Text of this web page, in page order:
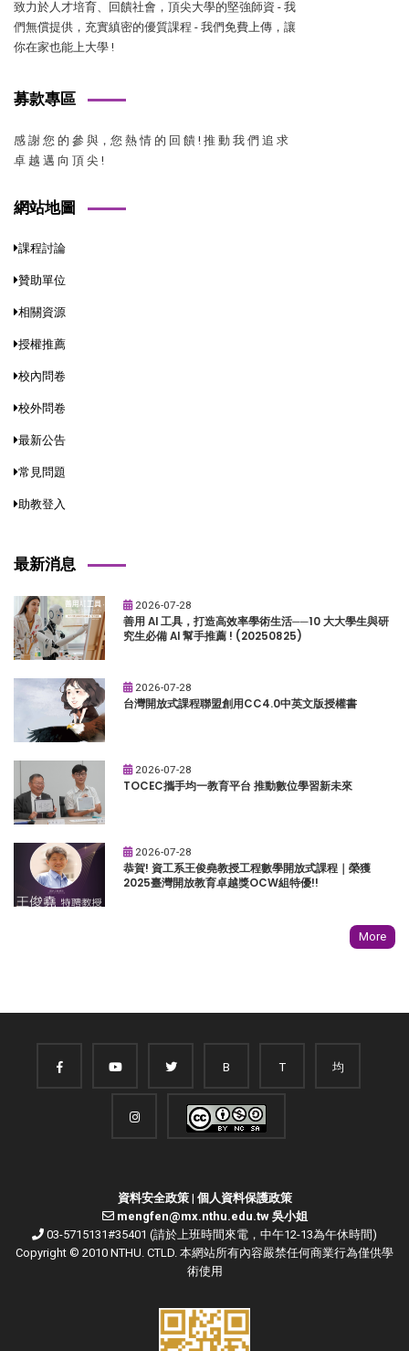
致力於人才培育、回饋社會，頂尖大學的堅強師資 - 我
們無償提供，充實縝密的優質課程 - 我們免費上傳，讓
你在家也能上大學 !
募款專區
感 謝 您 的 參 與，您 熱 情 的 回 饋 ! 推 動 我 們 追 求
卓 越 邁 向 頂 尖 !
網站地圖
課程討論
贊助單位
相關資源
授權推薦
校內問卷
校外問卷
最新公告
常見問題
助教登入
最新消息
2026-07-28
善用 AI 工具，打造高效率學術生活──10 大大學生與研
究生必備 AI 幫手推薦 ! (20250825)
2026-07-28
台灣開放式課程聯盟創用CC4.0中英文版授權書
2026-07-28
TOCEC攜手均一教育平台 推動數位學習新未來
2026-07-28
恭賀! 資工系王俊堯教授工程數學開放式課程｜榮獲
2025臺灣開放教育卓越獎OCW組特優!!
More
B T 均
資料安全政策| 個人資料保護政策
mengfen@mx.nthu.edu.tw 吳小姐
03-5715131#35401 (請於上班時間來電，中午12-13為午休時間)
Copyright © 2010 NTHU. CTLD. 本網站所有內容嚴禁任何商業行為僅供學
術使用